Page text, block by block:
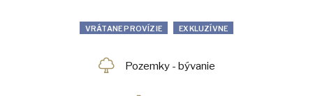
VRÁTANE PROVÍZIE EXKLUZÍVNE
Pozemky - bývanie